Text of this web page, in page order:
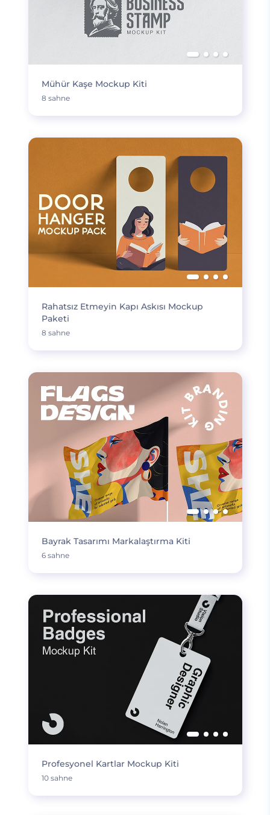
Mühür Kaşe Mockup Kiti
8 sahne
Rahatsız Etmeyin Kapı Askısı Mockup
Paketi
8 sahne
Bayrak Tasarımı Markalaştırma Kiti
6 sahne
Profesyonel Kartlar Mockup Kiti
10 sahne